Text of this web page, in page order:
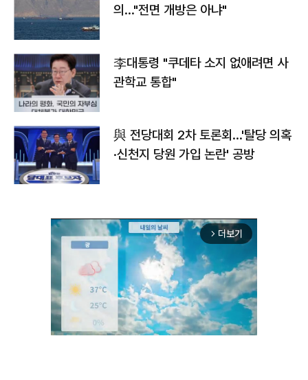
의…"전면 개방은 아냐"
李대통령 "쿠데타 소지 없애려면 사
관학교 통합"
與 전당대회 2차 토론회…'탈당 의혹
·신천지 당원 가입 논란' 공방
arrow_forward_ios 더보기